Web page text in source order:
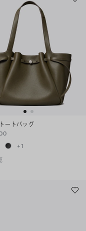
ートバッグ
+1